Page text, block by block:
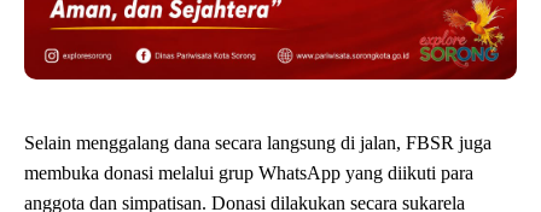
Selain menggalang dana secara langsung di jalan, FBSR juga
membuka donasi melalui grup WhatsApp yang diikuti para
anggota dan simpatisan. Donasi dilakukan secara sukarela